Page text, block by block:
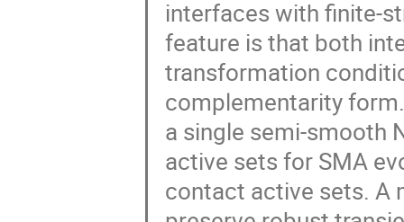
interfaces with finite-
feature is that both
transformation
complementarity
a single semi-smooth
active sets for SMA
contact active sets. A